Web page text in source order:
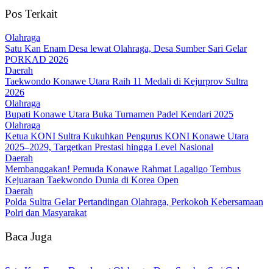
Pos Terkait
Olahraga
Satu Kan Enam Desa lewat Olahraga, Desa Sumber Sari Gelar
PORKAD 2026
Daerah
Taekwondo Konawe Utara Raih 11 Medali di Kejurprov Sultra
2026
Olahraga
Bupati Konawe Utara Buka Turnamen Padel Kendari 2025
Olahraga
Ketua KONI Sultra Kukuhkan Pengurus KONI Konawe Utara
2025–2029, Targetkan Prestasi hingga Level Nasional
Daerah
Membanggakan! Pemuda Konawe Rahmat Lagaligo Tembus
Kejuaraan Taekwondo Dunia di Korea Open
Daerah
Polda Sultra Gelar Pertandingan Olahraga, Perkokoh Kebersamaan
Polri dan Masyarakat
Baca Juga